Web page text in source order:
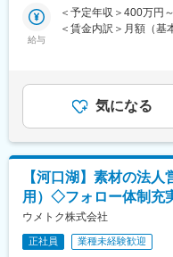
・年間休日125日
・実働7時間30分
■当社について：
当社は計測器の専門商
り、信頼と実績の積み
ります。
今後もエレクトロニク
気自動車や自動運転の
クニカルパートナーと
通して手厚くフォロー
・取引先へのDI問合せ
・営業担当者（MS）
■働き方
残業は月平均2時間程
す。
時短勤務も可能な環境
※入社1年間は時短勤務
給与
＜予定年収＞400万円
＜賃金内訳＞月額（基
与：年2回賃金はあく
する可能性があります
気になる
【河口湖】素材の法
用）◇フォロー体制充
ウメトク株式会社
正社員 業種未経験歓迎